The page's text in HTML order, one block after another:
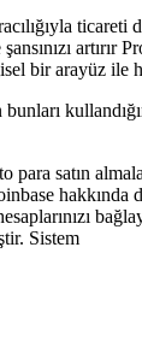
bir arayüz
satın
Sistem